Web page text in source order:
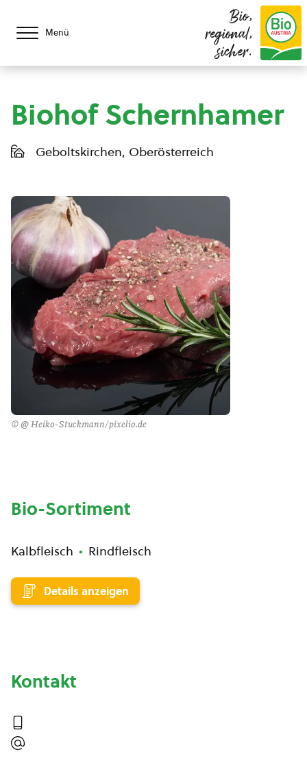
Menü
Bio,
regional,
sicher.
Biohof Schernhamer
Geboltskirchen, Oberösterreich
© @ Heiko-Stuckmann/pixelio.de
Bio-Sortiment
Kalbfleisch Rindfleisch
Details anzeigen
Kontakt